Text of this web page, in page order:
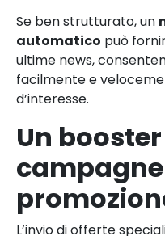
Se ben strutturato, un
automatico può
ultime news,
facilmente e
d’interesse.
Un
campagne
L’invio di offerte